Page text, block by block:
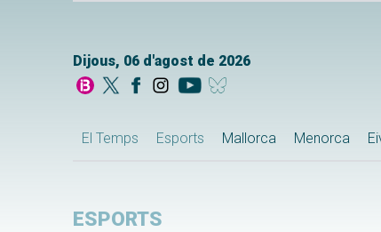
Dijous, 06 d'agost de 2026
El Temps Esports Mallorca Menorca
ESPORTS